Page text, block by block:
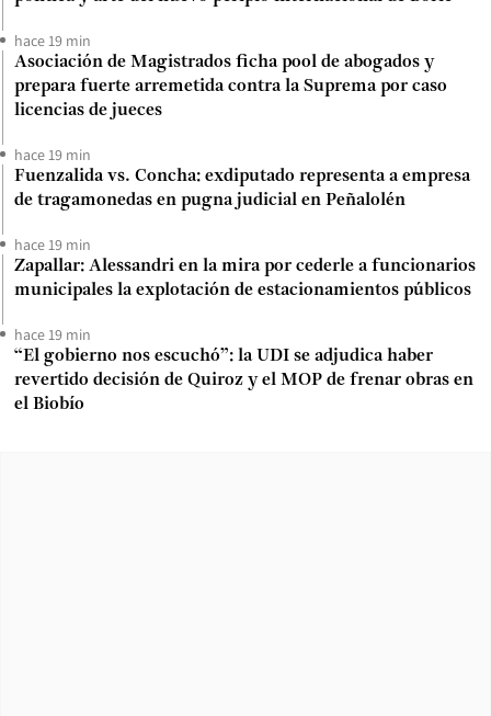
hace 19 min
Asociación de Magistrados ficha pool de abogados y
prepara fuerte arremetida contra la Suprema por caso
licencias de jueces
hace 19 min
Fuenzalida vs. Concha: exdiputado representa a empresa
de tragamonedas en pugna judicial en Peñalolén
hace 19 min
Zapallar: Alessandri en la mira por cederle a funcionarios
municipales la explotación de estacionamientos públicos
hace 19 min
“El gobierno nos escuchó”: la UDI se adjudica haber
revertido decisión de Quiroz y el MOP de frenar obras en
el Biobío